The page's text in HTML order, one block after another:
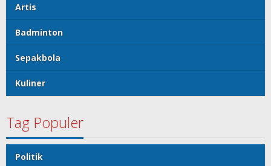
Artis
Badminton
Sepakbola
Kuliner
Tag Populer
Politik